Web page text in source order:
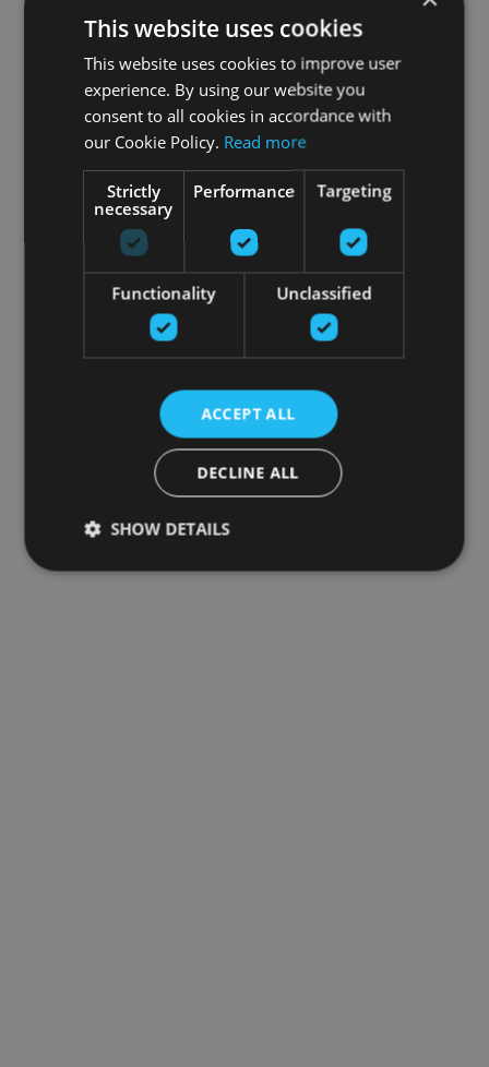
This website uses cookies
This website uses cookies to improve user
experience. By using our website you
consent to all cookies in accordance with
our Cookie Policy. Read more
Strictly
necessary
Performance Targeting
Functionality Unclassified
ACCEPT ALL
DECLINE ALL
SHOW DETAILS